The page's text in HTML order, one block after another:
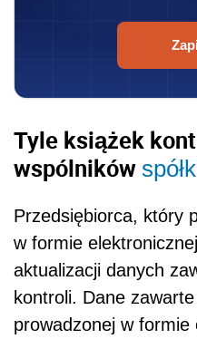
Tyle książek
wspólników
Przedsiębiorca, który
w formie
aktualizacji danych
kontroli. Dane
prowadzonej w formie